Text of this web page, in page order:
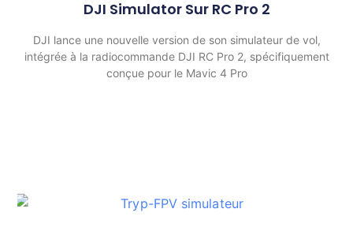
DJI Simulator Sur RC Pro 2
DJI lance une nouvelle version de son simulateur de vol,
intégrée à la radiocommande DJI RC Pro 2, spécifiquement
conçue pour le Mavic 4 Pro